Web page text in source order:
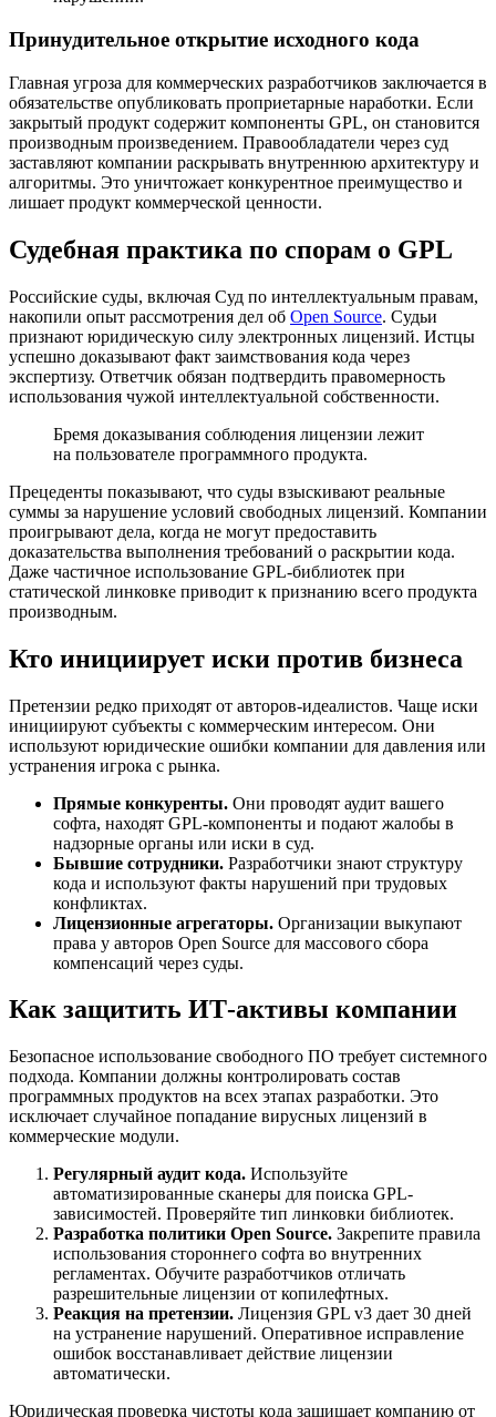
Принудительное открытие исходного кода
Главная угроза для коммерческих разработчиков заключается в
обязательстве опубликовать проприетарные наработки. Если
закрытый продукт содержит компоненты GPL, он становится
производным произведением. Правообладатели через суд
заставляют компании раскрывать внутреннюю архитектуру и
алгоритмы. Это уничтожает конкурентное преимущество и
лишает продукт коммерческой ценности.
Судебная практика по спорам о GPL
Российские суды, включая Суд по интеллектуальным правам,
накопили опыт рассмотрения дел об Open Source. Судьи
признают юридическую силу электронных лицензий. Истцы
успешно доказывают факт заимствования кода через
экспертизу. Ответчик обязан подтвердить правомерность
использования чужой интеллектуальной собственности.
Бремя доказывания соблюдения лицензии лежит
на пользователе программного продукта.
Прецеденты показывают, что суды взыскивают реальные
суммы за нарушение условий свободных лицензий. Компании
проигрывают дела, когда не могут предоставить
доказательства выполнения требований о раскрытии кода.
Даже частичное использование GPL-библиотек при
статической линковке приводит к признанию всего продукта
производным.
Кто инициирует иски против бизнеса
Претензии редко приходят от авторов-идеалистов. Чаще иски
инициируют субъекты с коммерческим интересом. Они
используют юридические ошибки компании для давления или
устранения игрока с рынка.
Прямые конкуренты. Они проводят аудит вашего
софта, находят GPL-компоненты и подают жалобы в
надзорные органы или иски в суд.
Бывшие сотрудники. Разработчики знают структуру
кода и используют факты нарушений при трудовых
конфликтах.
Лицензионные агрегаторы. Организации выкупают
права у авторов Open Source для массового сбора
компенсаций через суды.
Как защитить ИТ-активы компании
Безопасное использование свободного ПО требует системного
подхода. Компании должны контролировать состав
программных продуктов на всех этапах разработки. Это
исключает случайное попадание вирусных лицензий в
коммерческие модули.
Регулярный аудит кода. Используйте
автоматизированные сканеры для поиска GPL-
зависимостей. Проверяйте тип линковки библиотек.
Разработка политики Open Source. Закрепите правила
использования стороннего софта во внутренних
регламентах. Обучите разработчиков отличать
разрешительные лицензии от копилефтных.
Реакция на претензии. Лицензия GPL v3 дает 30 дней
на устранение нарушений. Оперативное исправление
ошибок восстанавливает действие лицензии
автоматически.
Юридическая проверка чистоты кода защищает компанию от